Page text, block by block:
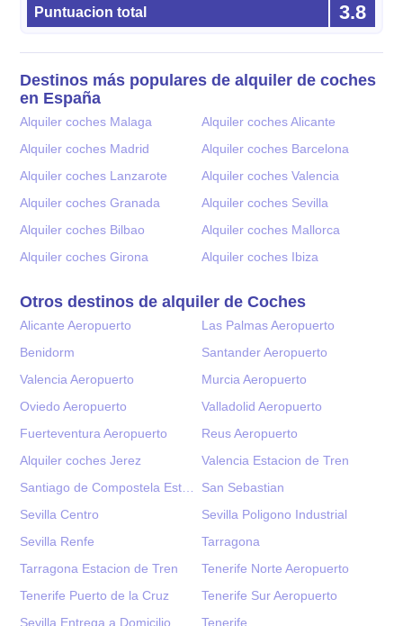
Puntuacion total 3.8
Destinos más populares de alquiler de coches
en España
Alquiler coches Malaga
Alquiler coches Alicante
Alquiler coches Madrid
Alquiler coches Barcelona
Alquiler coches Lanzarote
Alquiler coches Valencia
Alquiler coches Granada
Alquiler coches Sevilla
Alquiler coches Bilbao
Alquiler coches Mallorca
Alquiler coches Girona
Alquiler coches Ibiza
Otros destinos de alquiler de Coches
Alicante Aeropuerto
Las Palmas Aeropuerto
Benidorm
Santander Aeropuerto
Valencia Aeropuerto
Murcia Aeropuerto
Oviedo Aeropuerto
Valladolid Aeropuerto
Fuerteventura Aeropuerto
Reus Aeropuerto
Alquiler coches Jerez
Valencia Estacion de Tren
Santiago de Compostela Estacion Tren
San Sebastian
Sevilla Centro
Sevilla Poligono Industrial
Sevilla Renfe
Tarragona
Tarragona Estacion de Tren
Tenerife Norte Aeropuerto
Tenerife Puerto de la Cruz
Tenerife Sur Aeropuerto
Sevilla Entrega a Domicilio
Tenerife